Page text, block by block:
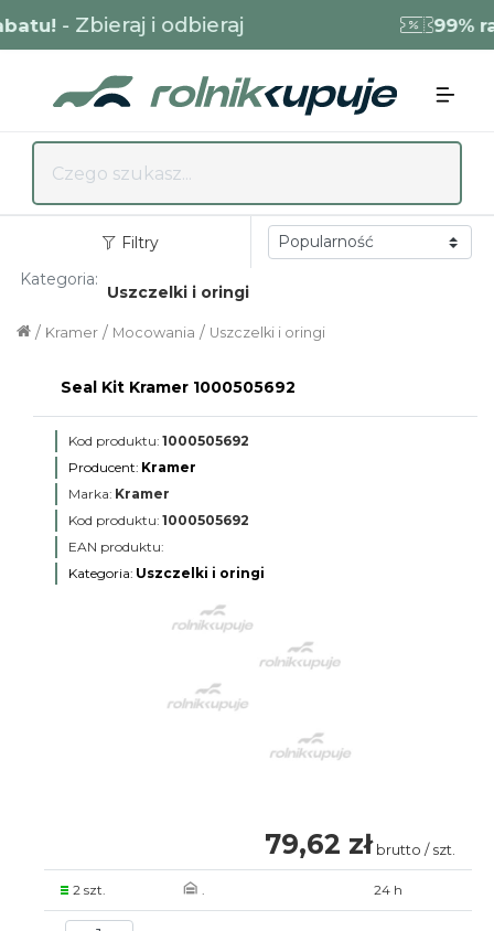
- Zbieraj i odbieraj 99%
Filtry
Kategoria:
Uszczelki i oringi
Uszczelki i oringi
/
Mocowania
/
Kramer
/
Seal Kit Kramer 1000505692
Kod produktu: 1000505692
Producent: Kramer
Marka: Kramer
Kod produktu: 1000505692
EAN produktu:
Kategoria: Uszczelki i oringi
79,62 zł brutto / szt.
2 szt. . 24 h